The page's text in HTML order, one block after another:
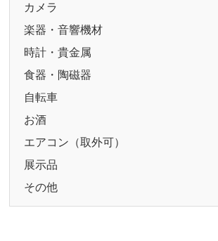
カメラ
楽器・音響機材
時計・貴金属
食器・陶磁器
自転車
お酒
エアコン（取外可）
展示品
その他